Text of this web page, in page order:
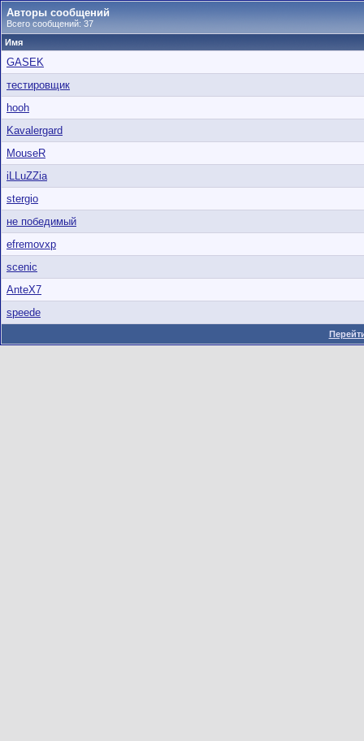
Авторы сообщений
Всего сообщений: 37
Имя
GASEK
тестировщик
hooh
Kavalergard
MouseR
iLLuZZia
stergio
не победимый
efremovxp
scenic
AnteX7
speede